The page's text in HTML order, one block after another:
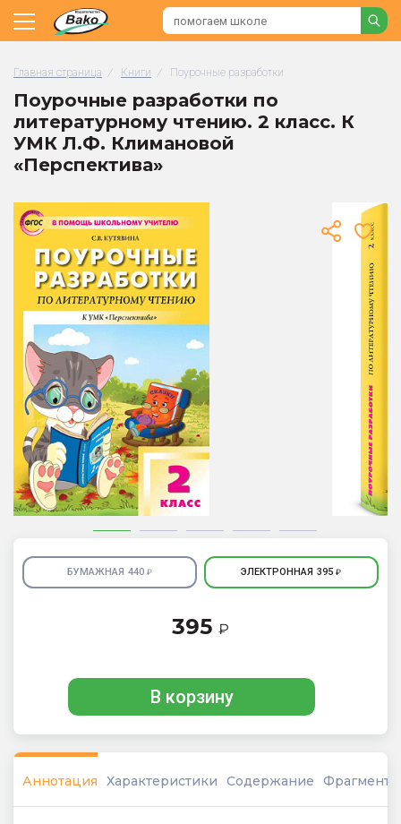
Главная страница / Книги / Поурочные разработки
Поурочные разработки по
литературному чтению. 2 класс. К
УМК Л.Ф. Климановой
«Перспектива»
БУМАЖНАЯ 440 ₽ ЭЛЕКТРОННАЯ 395₽
395 ₽
В корзину
Аннотация Характеристики Содержание Фрагмент